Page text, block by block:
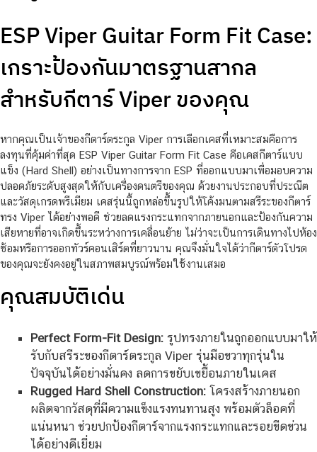
ESP Viper Guitar Form Fit Case:
เกราะป้องกันมาตรฐานสากล
สำหรับกีตาร์ Viper ของคุณ
หากคุณเป็นเจ้าของกีตาร์ตระกูล Viper การเลือกเคสที่เหมาะสมคือการ
ลงทุนที่คุ้มค่าที่สุด ESP Viper Guitar Form Fit Case คือเคสกีตาร์แบบ
แข็ง (Hard Shell) อย่างเป็นทางการจาก ESP ที่ออกแบบมาเพื่อมอบความ
ปลอดภัยระดับสูงสุดให้กับเครื่องดนตรีของคุณ ด้วยงานประกอบที่ประณีต
และวัสดุเกรดพรีเมียม เคสรุ่นนี้ถูกหล่อขึ้นรูปให้โค้งมนตามสรีระของกีตาร์
ทรง Viper ได้อย่างพอดี ช่วยลดแรงกระแทกจากภายนอกและป้องกันความ
เสียหายที่อาจเกิดขึ้นระหว่างการเคลื่อนย้าย ไม่ว่าจะเป็นการเดินทางไปห้อง
ซ้อมหรือการออกทัวร์คอนเสิร์ตที่ยาวนาน คุณจึงมั่นใจได้ว่ากีตาร์ตัวโปรด
ของคุณจะยังคงอยู่ในสภาพสมบูรณ์พร้อมใช้งานเสมอ
คุณสมบัติเด่น
Perfect Form-Fit Design:รูปทรงภายในถูกออกแบบมาให้
รับกับสรีระของกีตาร์ตระกูล Viper รุ่นมือขวาทุกรุ่นใน
ปัจจุบันได้อย่างมั่นคง ลดการขยับเขยื้อนภายในเคส
Rugged Hard Shell Construction:โครงสร้างภายนอก
ผลิตจากวัสดุที่มีความแข็งแรงทนทานสูง พร้อมตัวล็อคที่
แน่นหนา ช่วยปกป้องกีตาร์จากแรงกระแทกและรอยขีดข่วน
ได้อย่างดีเยี่ยม